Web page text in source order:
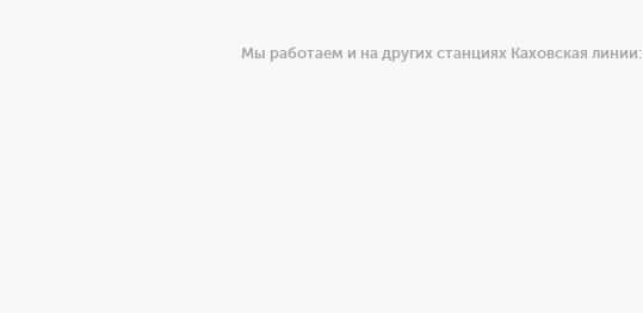
Мы работаем и на других станциях Каховская линии: